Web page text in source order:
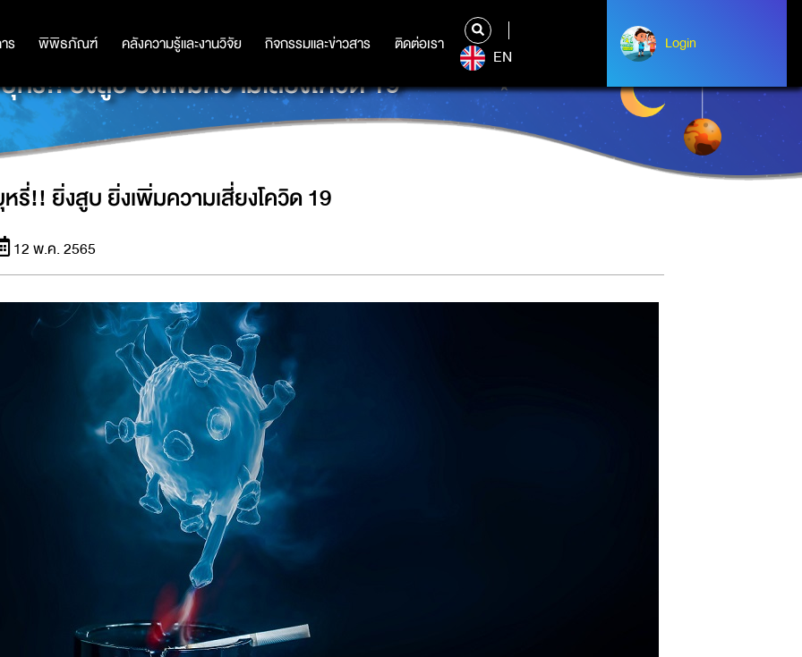
ร พิพิธภัณฑ์ คลังความรู้และงานวิจัย กิจกรรมและข่าวสาร ติดต่อเรา
ร พิพิธภัณฑ์ คลังความรู้และงานวิจัย กิจกรรมและข่าวสาร ติดต่อเรา
EN
Login
Login
บุหรี่!! ยิ่งสูบ ยิ่งเพิ่มความเสี่ยงโควิด 19
รี่!! ยิ่งสูบ ยิ่งเพิ่มความเสี่ยงโควิด 19
12 พ.ค. 2565